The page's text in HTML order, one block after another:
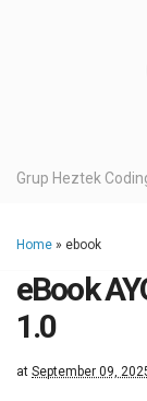
Grup Heztek
Home » ebook
eBook
1.0
at September 09,